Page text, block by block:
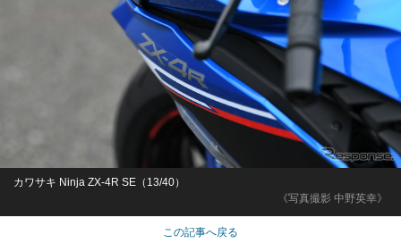
《写真撮影 中野英幸》
カワサキ Ninja ZX-4R SE（13/40）
この記事へ戻る